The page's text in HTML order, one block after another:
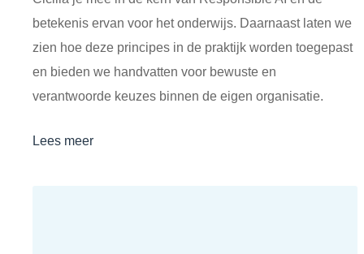
betekenis ervan voor het onderwijs. Daarnaast laten we
zien hoe deze principes in de praktijk worden toegepast
en bieden we handvatten voor bewuste en
verantwoorde keuzes binnen de eigen organisatie.
Lees meer